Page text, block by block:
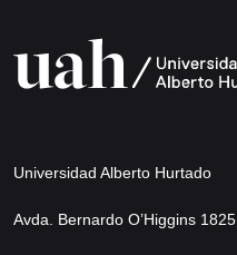
Universidad Alberto Hurtado
Avda. Bernardo O’Higgins 1825